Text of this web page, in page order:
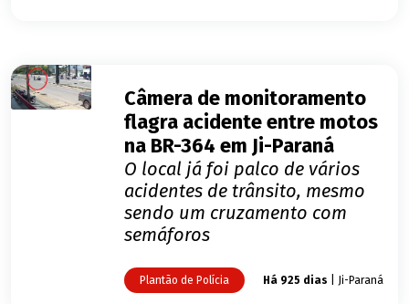
Câmera de monitoramento
flagra acidente entre motos
na BR-364 em Ji-Paraná
O local já foi palco de vários
acidentes de trânsito, mesmo
sendo um cruzamento com
semáforos
Plantão de Polícia Há 925 dias | Ji-Paraná